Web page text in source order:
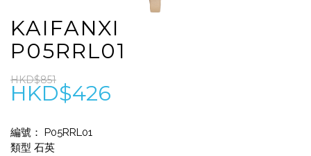
KAIFANXI
P05RRL01
HKD$851
HKD$426
編號： P05RRL01
類型 石英